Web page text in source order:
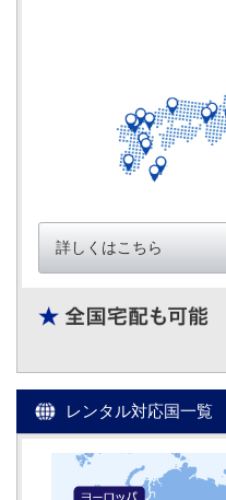
詳しくはこちら
レンタル対応国一覧